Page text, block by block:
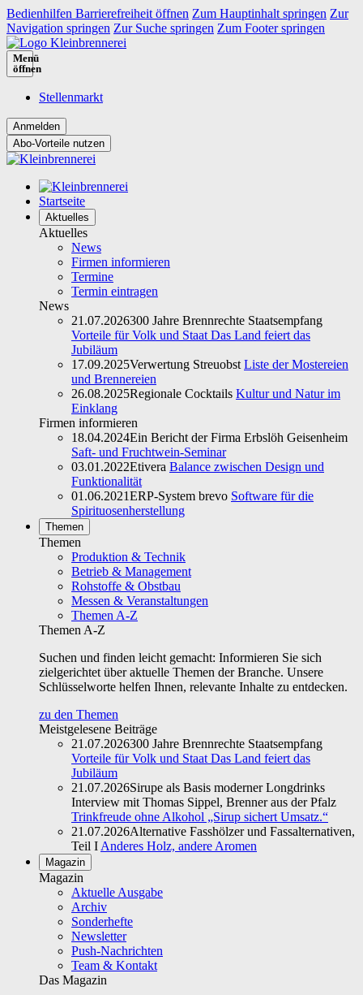
Bedienhilfen Barrierefreiheit öffnen Zum Hauptinhalt springen Zur
Navigation springen Zur Suche springen Zum Footer springen
Menü
öffnen
Stellenmarkt
Abo-Vorteile nutzen
Startseite
Aktuelles
Aktuelles
News
Firmen informieren
Termine
Termin eintragen
News
21.07.2026300 Jahre Brennrechte Staatsempfang
Vorteile für Volk und Staat Das Land feiert das
Jubiläum
17.09.2025Verwertung Streuobst Liste der Mostereien
und Brennereien
26.08.2025Regionale Cocktails Kultur und Natur im
Einklang
Firmen informieren
18.04.2024Ein Bericht der Firma Erbslöh Geisenheim
Saft- und Fruchtwein-Seminar
03.01.2022Etivera Balance zwischen Design und
Funktionalität
01.06.2021ERP-System brevo Software für die
Spirituosenherstellung
Themen
Themen
Produktion & Technik
Betrieb & Management
Rohstoffe & Obstbau
Messen & Veranstaltungen
Themen A-Z
Themen A-Z
Suchen und finden leicht gemacht: Informieren Sie sich
zielgerichtet über aktuelle Themen der Branche. Unsere
Schlüsselworte helfen Ihnen, relevante Inhalte zu entdecken.
zu den Themen
Meistgelesene Beiträge
21.07.2026300 Jahre Brennrechte Staatsempfang
Vorteile für Volk und Staat Das Land feiert das
Jubiläum
21.07.2026Sirupe als Basis moderner Longdrinks
Interview mit Thomas Sippel, Brenner aus der Pfalz
Trinkfreude ohne Alkohol „Sirup sichert Umsatz.“
21.07.2026Alternative Fasshölzer und Fassalternativen,
Teil I Anderes Holz, andere Aromen
Magazin
Magazin
Aktuelle Ausgabe
Archiv
Sonderhefte
Newsletter
Push-Nachrichten
Team & Kontakt
Das Magazin